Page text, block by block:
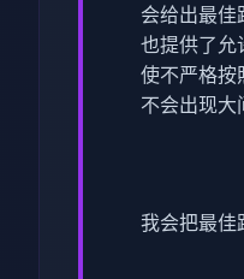
会给出最佳
也提供了允
使不严格按
不会出现大
我会把最佳